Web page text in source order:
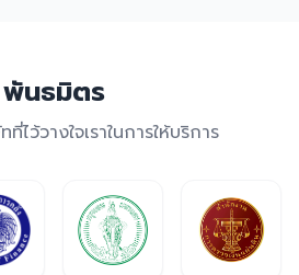
พันธมิตร
ไว้วางใจเราในการให้บริการ